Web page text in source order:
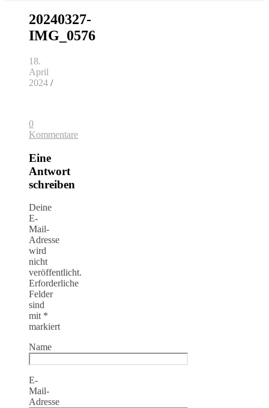
20240327-
IMG_0576
18.
April
2024 /
0
Kommentare
Eine
Antwort
schreiben
Deine
E-
Mail-
Adresse
wird
nicht
veröffentlicht.
Erforderliche
Felder
sind
mit *
markiert
Name
E-
Mail-
Adresse